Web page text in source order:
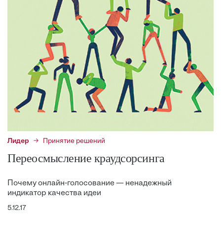
Лидер Принятие решений
Переосмысление краудсорсинга
Почему онлайн-голосование — ненадежный
индикатор качества идеи
5.12.17